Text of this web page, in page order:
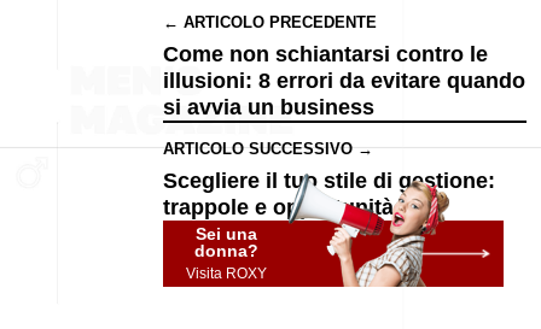
← ARTICOLO PRECEDENTE
Come non schiantarsi contro le
illusioni: 8 errori da evitare quando
si avvia un business
ARTICOLO SUCCESSIVO →
Scegliere il tuo stile di gestione:
trappole e opportunità
Sei una
donna?
Visita ROXY